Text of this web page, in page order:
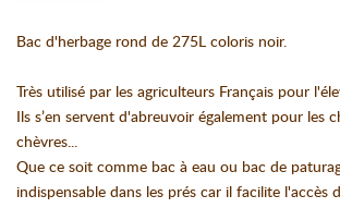
Bac d'herbage rond de 275L coloris noir.
Très utilisé par les agriculteurs Français pour
Ils s’en servent d'abreuvoir également pour les
chèvres...
Que ce soit comme bac à eau ou bac de
indispensable dans les prés car il facilite l'accès